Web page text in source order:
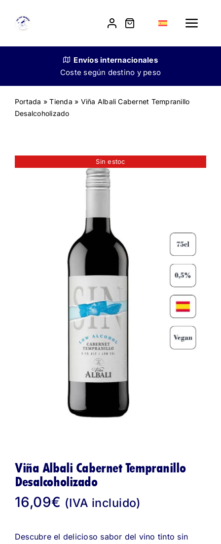
content
Toggle
Nuestra historia
Venta a restauradores
Envíos internacionales
Coste según destino y peso
Portada »Tienda » Viña Albali Cabernet Tempranillo
Desalcoholizado
Sin estoc
Viña Albali Cabernet Tempranillo
Desalcoholizado
16,09€ (IVA incluido)
Descubre el delicioso sabor del vino tinto sin